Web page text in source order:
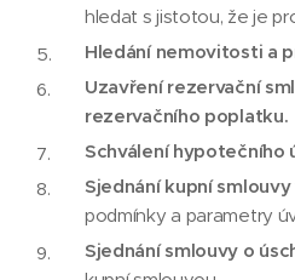
hledat s jistotou, že je
Hledání nemovitosti a
Uzavření rezervační
rezervačního poplatku.
Schválení hypotečního
Sjednání kupní smlouvy
podmínky a parametry
Sjednání smlouvy o